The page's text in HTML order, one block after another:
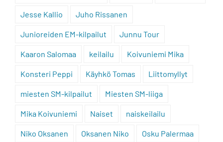
Jesse Kallio Juho Rissanen
Junioreiden EM-kilpailut Junnu Tour
Kaaron Salomaa keilailu Koivuniemi Mika
Konsteri Peppi Käyhkö Tomas Liittomyllyt
miesten SM-kilpailut Miesten SM-liiga
Mika Koivuniemi Naiset naiskeilailu
Niko Oksanen Oksanen Niko Osku Palermaa